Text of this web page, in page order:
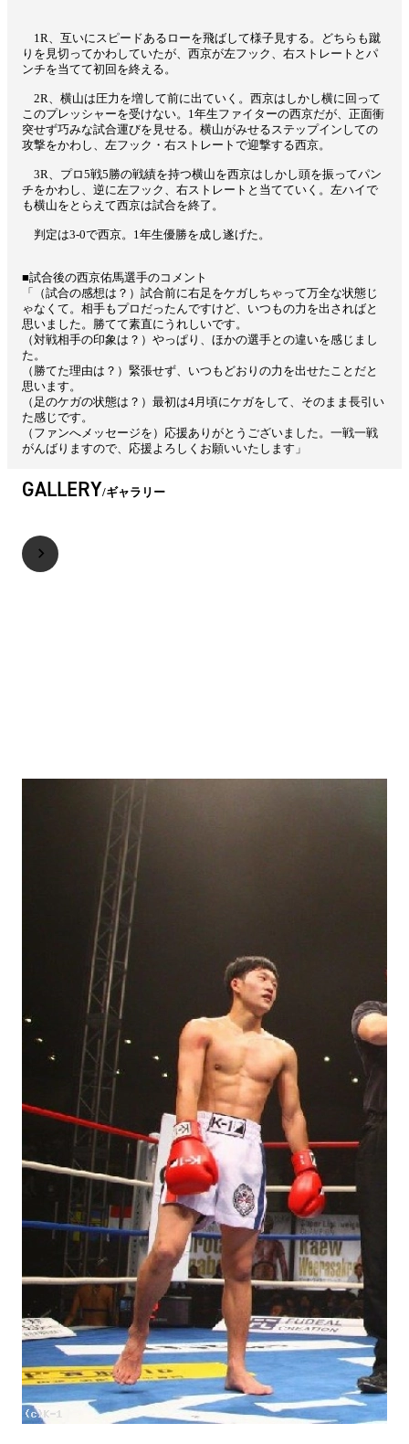
1R、互いにスピードあるローを飛ばして様子見する。どちらも蹴
りを見切ってかわしていたが、西京が左フック、右ストレートとパ
ンチを当てて初回を終える。
2R、横山は圧力を増して前に出ていく。西京はしかし横に回って
このプレッシャーを受けない。1年生ファイターの西京だが、正面衝
突せず巧みな試合運びを見せる。横山がみせるステップインしての
攻撃をかわし、左フック・右ストレートで迎撃する西京。
3R、プロ5戦5勝の戦績を持つ横山を西京はしかし頭を振ってパン
チをかわし、逆に左フック、右ストレートと当てていく。左ハイで
も横山をとらえて西京は試合を終了。
判定は3-0で西京。1年生優勝を成し遂げた。
■試合後の西京佑馬選手のコメント
「（試合の感想は？）試合前に右足をケガしちゃって万全な状態じ
ゃなくて。相手もプロだったんですけど、いつもの力を出さればと
思いました。勝てて素直にうれしいです。
（対戦相手の印象は？）やっぱり、ほかの選手との違いを感じまし
た。
（勝てた理由は？）緊張せず、いつもどおりの力を出せたことだと
思います。
（足のケガの状態は？）最初は4月頃にケガをして、そのまま長引い
た感じです。
（ファンへメッセージを）応援ありがとうございました。一戦一戦
がんばりますので、応援よろしくお願いいたします」
GALLERY ギャラリー